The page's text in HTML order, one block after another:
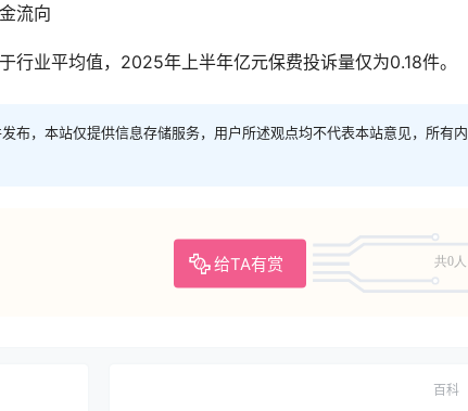
流向
行业平均值，2025年上半年亿元保费投诉量仅为0.18件。
布，本站仅提供信息存储服务，用户所述观点均不代表本站意见，所有内
给TA有赏 共0人
百科